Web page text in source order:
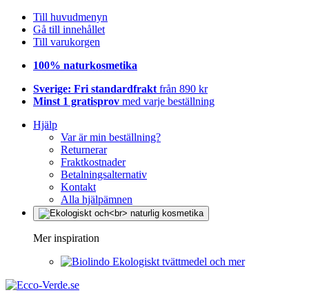
Till huvudmenyn
Gå till innehållet
Till varukorgen
100% naturkosmetika
Sverige: Fri standardfrakt från 890 kr
Minst 1 gratisprov med varje beställning
Hjälp
Var är min beställning?
Returnerar
Fraktkostnader
Betalningsalternativ
Kontakt
Alla hjälpämnen
Mer inspiration
Ekologiskt tvättmedel och mer